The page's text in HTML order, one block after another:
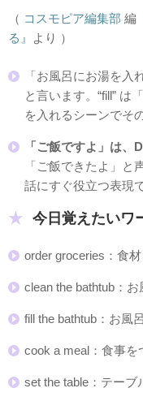
（ コスモピア編集部 編
る』
より ）
「お風呂にお湯を入
と言います。“fill” は
を入れるシーンでそ
「ご飯ですよ」は、
「ご飯できたよ」
話にすぐ役立つ表現
今日覚えたいワ
order groceries：食
clean the bathtub：お
fill the bathtub：お風
cook a meal：食事を
set the table：テーブ